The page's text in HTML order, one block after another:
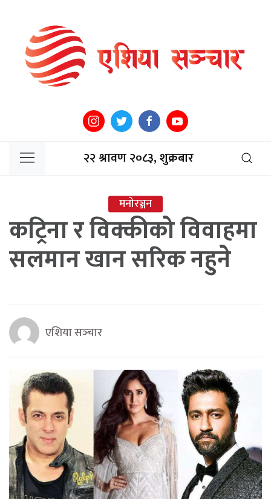
२२ श्रावण २०८३, शुक्रबार
मनोरञ्जन
कट्रिना र विक्कीको विवाहमा
सलमान खान सरिक नहुने
एशिया सञ्‍चार